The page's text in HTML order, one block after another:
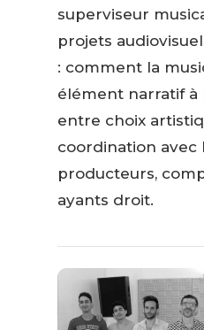
superviseur
projets
: comment la
élément narratif à
entre choix
coordination avec
producteurs,
ayants droit.